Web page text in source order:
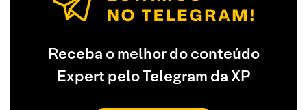
Receba o melhor do conteúdo
Expert pelo Telegram da XP